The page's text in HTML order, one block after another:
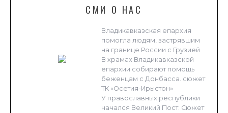
СМИ О НАС
Владикавказская епархия
помогла людям, застрявшим
на границе России с Грузией
В храмах Владикавказской
епархии собирают помощь
беженцам с Донбасса. сюжет
ТК «Осетия-Ирыстон»
У православных республики
начался Великий Пост. Сюжет